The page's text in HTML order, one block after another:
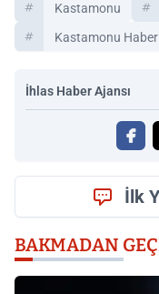
Kastamonu
Kastamonu
İhlas Haber Ajansı
İlk
BAKMADAN